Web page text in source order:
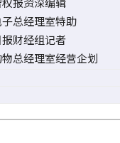
总经理室特助
财经组记者
总经理室经营企划